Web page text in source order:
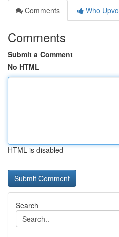
Comments
Who
Comments
Submit a Comment
No HTML
HTML is disabled
Search